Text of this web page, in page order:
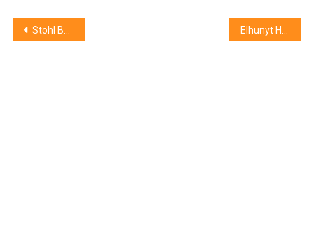
Bejegyzés
Stohl Buciék válnak